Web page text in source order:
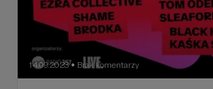
14.09.2023 ● Brak komentarzy